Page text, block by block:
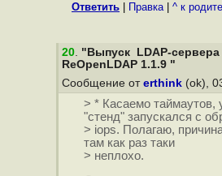
Ответить Правка| ^ к
20. "Выпуск LDAP-сервера
ReOpenLDAP 1.1.9 "
Сообщение от erthink (ok),
> * Касаемо таймаутов,
"стенд" запускался с
> iops. Полагаю,
там как раз таки
> неплохо.